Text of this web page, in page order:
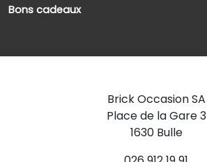
Bons cadeaux
Brick Occasion SA
Place de la Gare 3
1630 Bulle